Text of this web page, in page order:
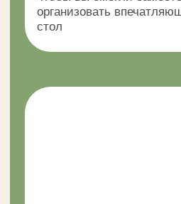
Фуршет
Организуем элегантный фуршет
с порциями небольшого размера, где
каждая закуска продумана по вкусовым
качествам, структуре и визуальному